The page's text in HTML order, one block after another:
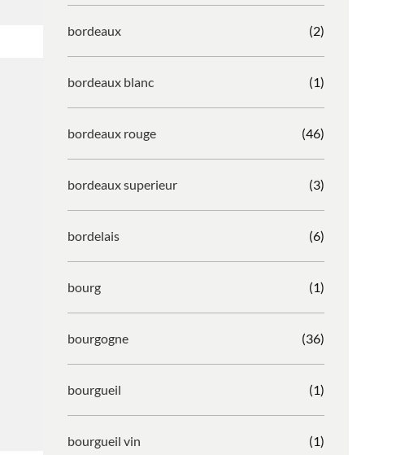
bordeaux (2)
bordeaux blanc (1)
bordeaux rouge (46)
bordeaux superieur (3)
bordelais (6)
bourg (1)
bourgogne (36)
bourgueil (1)
bourgueil vin (1)